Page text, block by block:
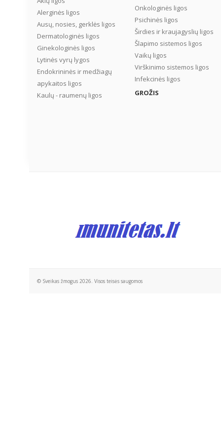
Alerginės ligos
Ausų, nosies, gerklės ligos
Dermatologinės ligos
Ginekologinės ligos
Lytinės vyrų lygos
Endokrininės ir medžiagų
apykaitos ligos
Kaulų - raumenų ligos
Onkologinės ligos
Psichinės ligos
Širdies ir kraujagyslių ligos
Šlapimo sistemos ligos
Vaikų ligos
Virškinimo sistemos ligos
Infekcinės ligos
GROŽIS
© Sveikas žmogus 2026. Visos teisės saugomos